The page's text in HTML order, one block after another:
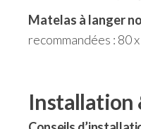
Matelas à langer
recommandées : 80
Installation